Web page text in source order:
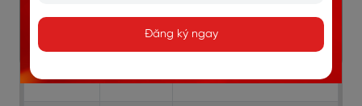
ngừng chỉ trích cô và để
cô xử lý tình hình một
Đăng ký ngay